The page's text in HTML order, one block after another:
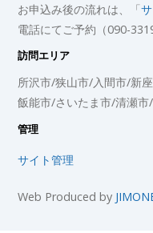
お申込み後の流れは、「
電話にてご予約（090-
訪問エリア
所沢市/狭山市/入間市/新
飯能市/さいたま市/清瀬
管理
サイト管理
Web Produced by